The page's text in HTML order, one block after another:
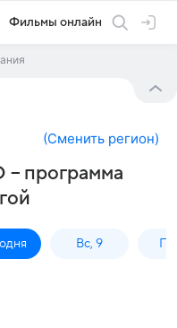
Фильмы онлайн
(Сменить регион)
– программа
Вс, 9